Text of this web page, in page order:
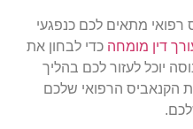
מתאים לכם כנפגעי
דין מומחהכדי לבחון את
יוכל לעזור לכם בהליך
הרפואי שלכם